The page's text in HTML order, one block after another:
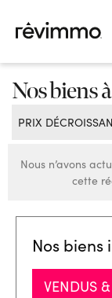
Nos biens
PRIX
Nous n’avons
cette
Nos biens
VENDUS